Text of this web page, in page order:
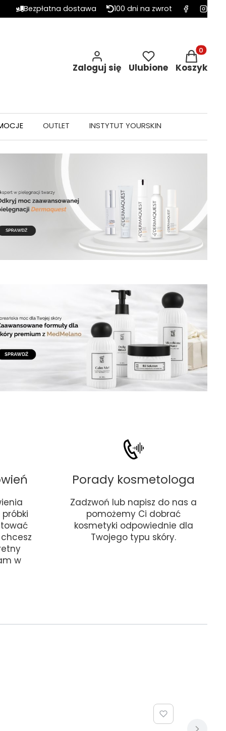
Bezpłatna dostawa 100 dni na zwrot
Zaloguj się Ulubione
Produkty
Koszyk
OUTLET INSTYTUT YOURSKIN
w
Porady kosmetologa
Zadzwoń lub napisz do nas a
pomożemy Ci dobrać
kosmetyki odpowiednie dla
Twojego typu skóry.